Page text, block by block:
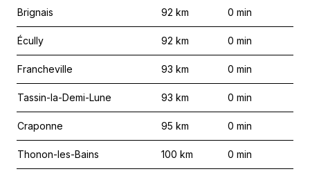
Brignais 92 km 0 min
Écully 92 km 0 min
Francheville 93 km 0 min
Tassin-la-Demi-Lune 93 km 0 min
Craponne 95 km 0 min
Thonon-les-Bains 100 km 0 min